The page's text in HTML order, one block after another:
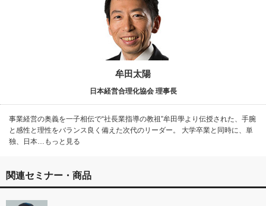
牟田太陽
日本経営合理化協会 理事長
事業経営の奥義を一子相伝で“社長業指導の教祖”牟田學より伝授された、手腕
と感性と理性をバランス良く備えた次代のリーダー。 大学卒業と同時に、単
独、日本…もっと見る
関連セミナー・商品